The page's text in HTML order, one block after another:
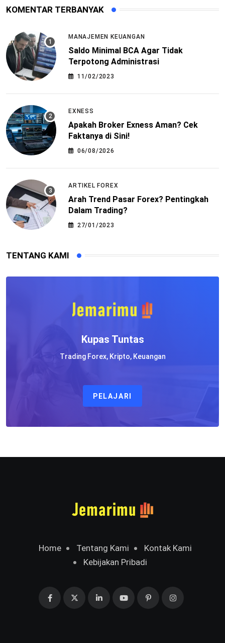
KOMENTAR TERBANYAK
MANAJEMEN KEUANGAN
Saldo Minimal BCA Agar Tidak
Terpotong Administrasi
11/02/2023
EXNESS
Apakah Broker Exness Aman? Cek
Faktanya di Sini!
06/08/2026
ARTIKEL FOREX
Arah Trend Pasar Forex? Pentingkah
Dalam Trading?
27/01/2023
TENTANG KAMI
Kupas Tuntas
Trading Forex, Kripto, Keuangan
PELAJARI
Home Tentang Kami
Kontak Kami
Kebijakan Pribadi